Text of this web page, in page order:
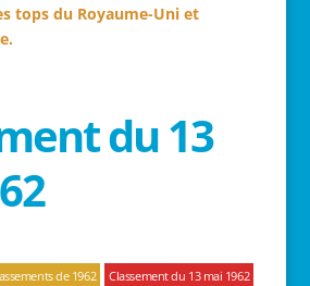
tops du Royaume-Uni et
du 13
de 1962 Classement du 13 mai 1962